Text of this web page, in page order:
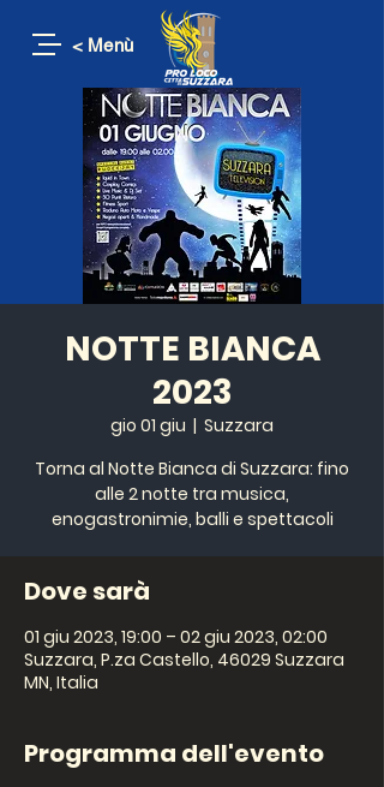
< Menù
NOTTE BIANCA
2023
gio 01 giu
  |
Suzzara
Torna al Notte Bianca di Suzzara: fino
alle 2 notte tra musica,
enogastronimie, balli e spettacoli
Dove sarà
01 giu 2023, 19:00 – 02 giu 2023, 02:00
Suzzara, P.za Castello, 46029 Suzzara
MN, Italia
Programma dell'evento